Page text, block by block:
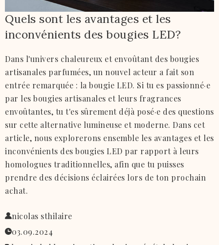
Quels sont les avantages et les
inconvénients des bougies LED?
Dans l'univers chaleureux et envoûtant des bougies
artisanales parfumées, un nouvel acteur a fait son
entrée remarquée : la bougie LED. Si tu es passionné·e
par les bougies artisanales et leurs fragrances
envoûtantes, tu t'es sûrement déjà posé·e des questions
sur cette alternative lumineuse et moderne. Dans cet
article, nous explorerons ensemble les avantages et les
inconvénients des bougies LED par rapport à leurs
homologues traditionnelles, afin que tu puisses
prendre des décisions éclairées lors de ton prochain
achat.
nicolas sthilaire
03.09.2024